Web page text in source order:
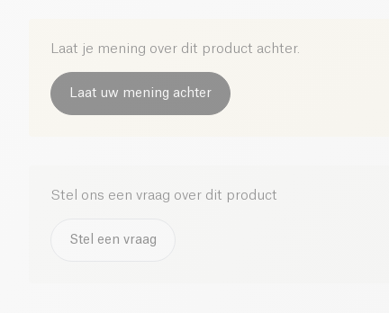
Laat je mening over dit product achter.
Laat uw mening achter
Stel ons een vraag over dit product
Stel een vraag